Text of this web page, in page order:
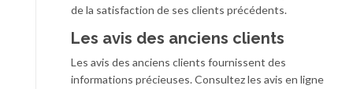
de la satisfaction de ses clients précédents.
Les avis des anciens clients
Les avis des anciens clients fournissent des
informations précieuses. Consultez les avis en ligne